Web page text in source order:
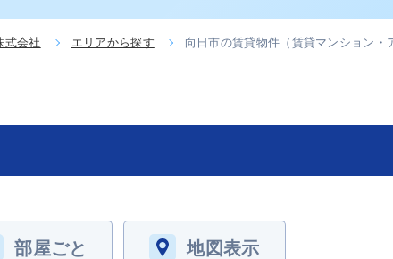
式会社 エリアから探す 向日市の賃貸物件（賃貸マンション
部屋ごと 地図表示